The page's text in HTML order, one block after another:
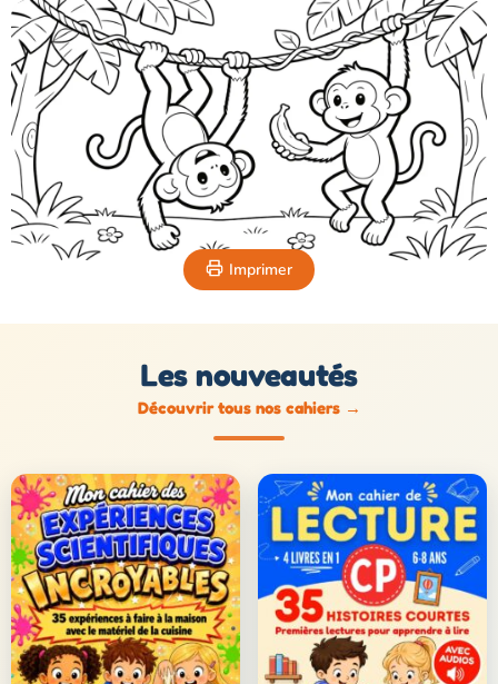
Imprimer
Les nouveautés
Découvrir tous nos cahiers →